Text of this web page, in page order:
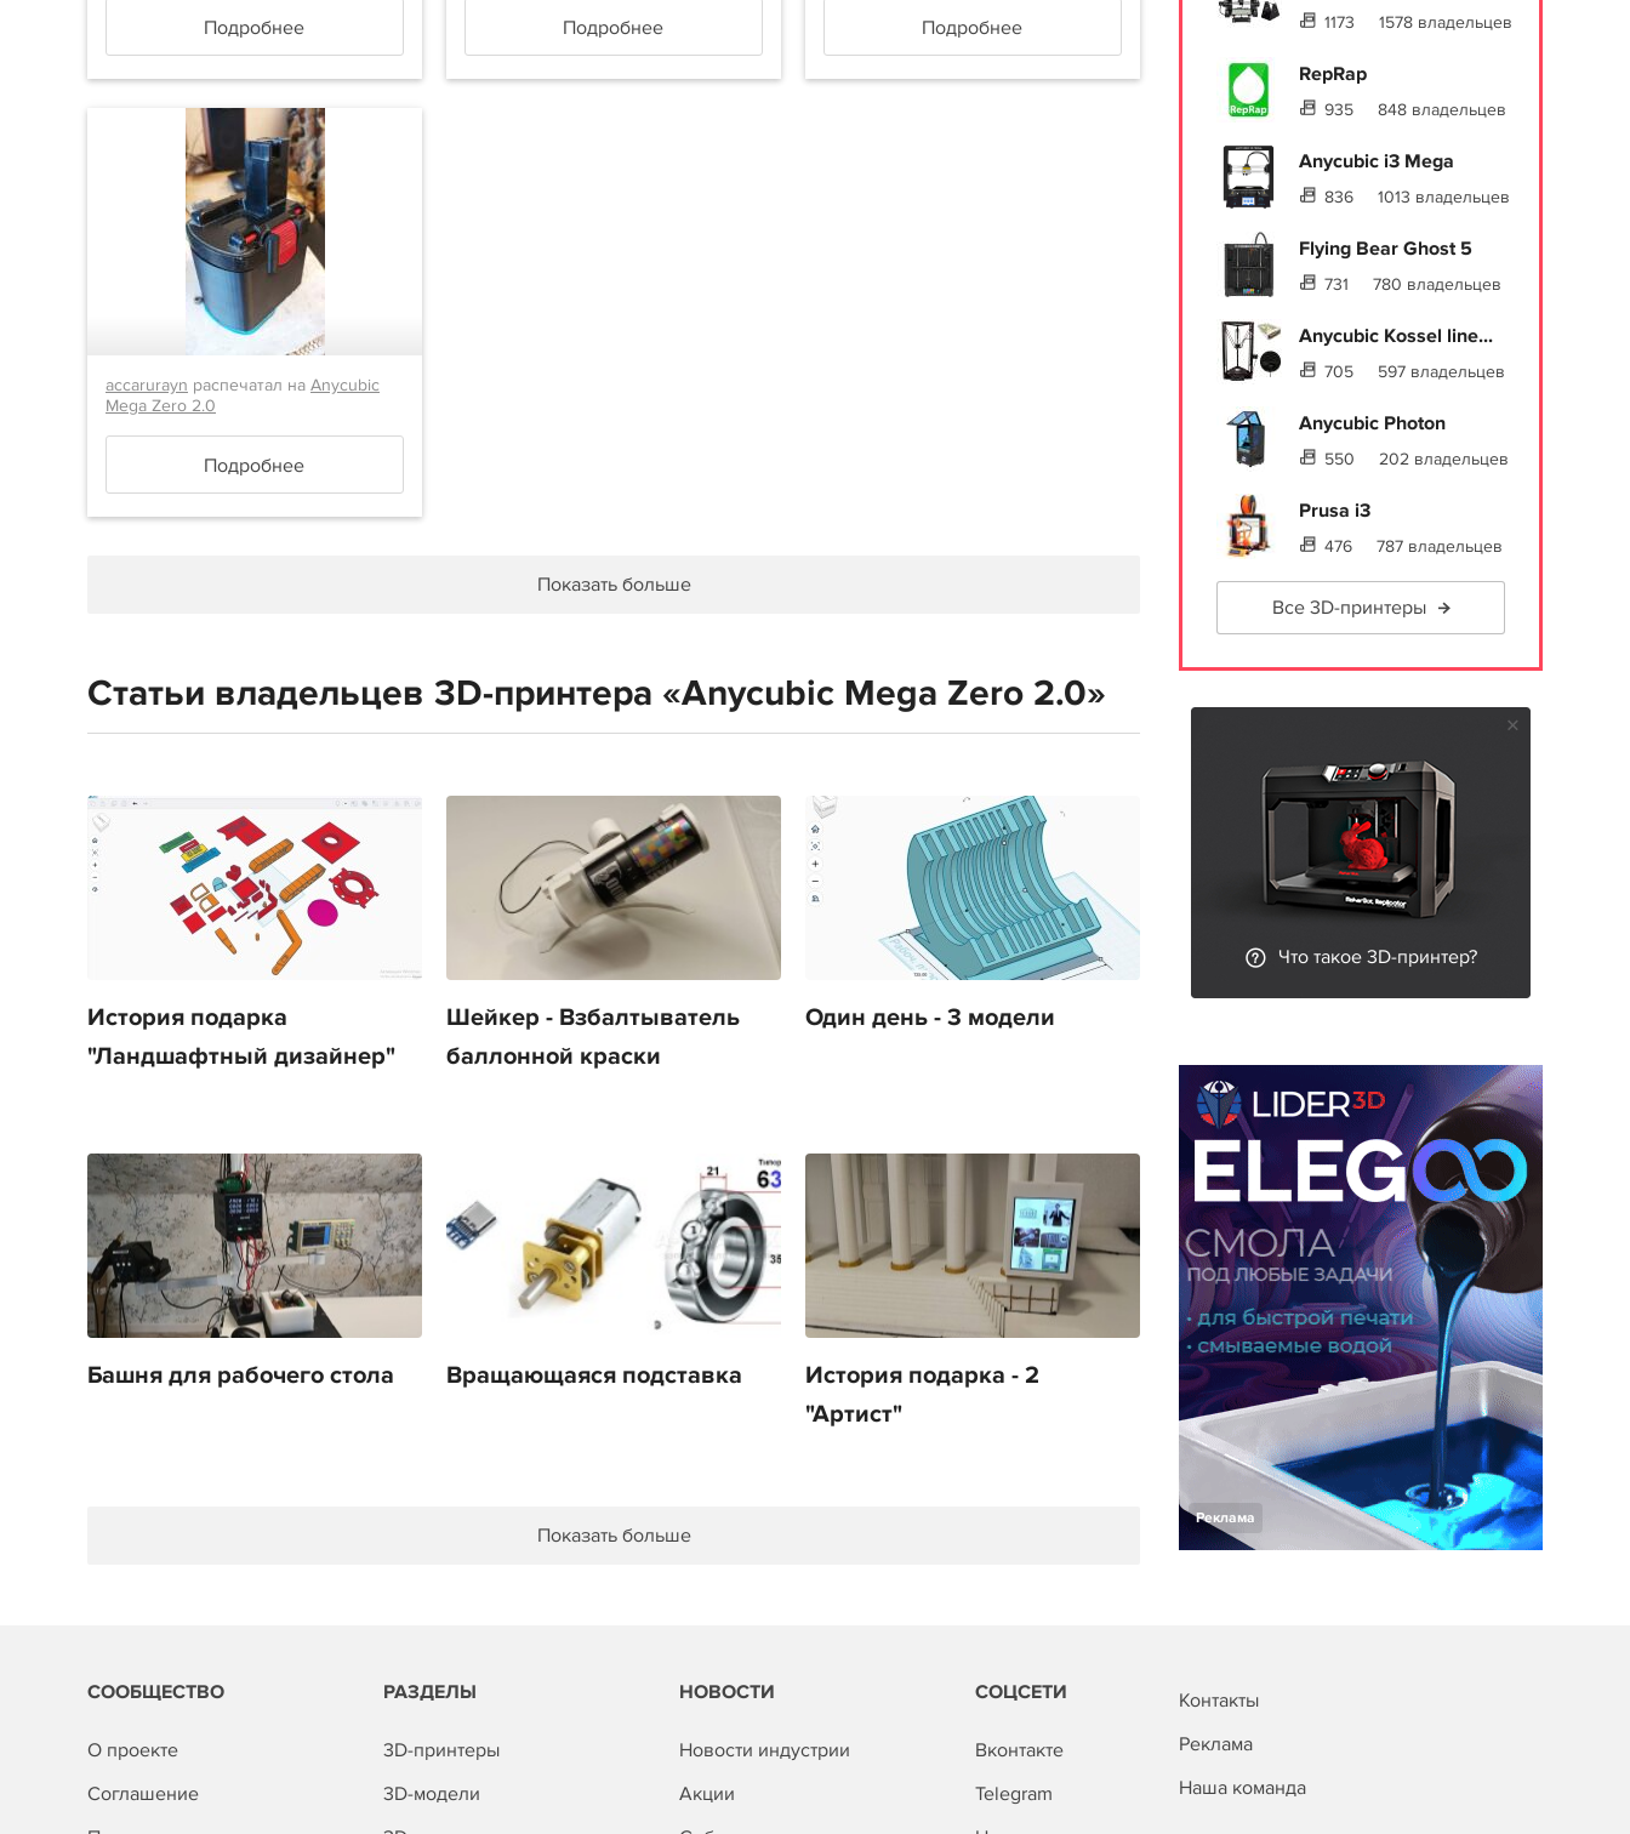
Подробнее Подробнее Подробнее
accarurayn распечатал на Anycubic
Mega Zero 2.0
Подробнее
Показать больше
Статьи владельцев 3D-принтера «Anycubic Mega Zero 2.0»
История подарка
"Ландшафтный дизайнер"
Шейкер - Взбалтыватель
баллонной краски
Один день - 3 модели
Башня для рабочего стола Вращающаяся подставка
История подарка - 2
"Артист"
Показать больше
1173 1578 владельцев
RepRap
935 848 владельцев
Anycubic i3 Mega
836 1013 владельцев
Flying Bear Ghost 5
731 780 владельцев
Anycubic Kossel line...
705 597 владельцев
Anycubic Photon
550 202 владельцев
Prusa i3
476 787 владельцев
Все 3D-принтеры
Что такое 3D-принтер?
Реклама
СООБЩЕСТВО
О проекте
Соглашение
РАЗДЕЛЫ
3D-принтеры
3D-модели
НОВОСТИ
Новости индустрии
Акции
СОЦСЕТИ
Вконтакте
Telegram
Контакты
Реклама
Наша команда